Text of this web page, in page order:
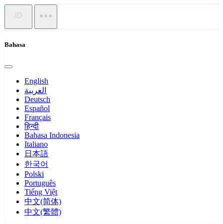
ID
Bahasa
English
العربية
Deutsch
Español
Français
हिन्दी
Bahasa Indonesia
Italiano
日本語
한국어
Polski
Português
Tiếng Việt
中文(简体)
中文(繁體)